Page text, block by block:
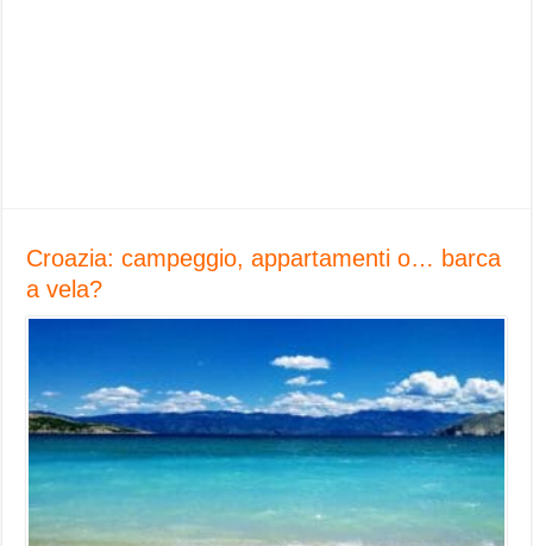
Croazia: campeggio, appartamenti o… barca
a vela?